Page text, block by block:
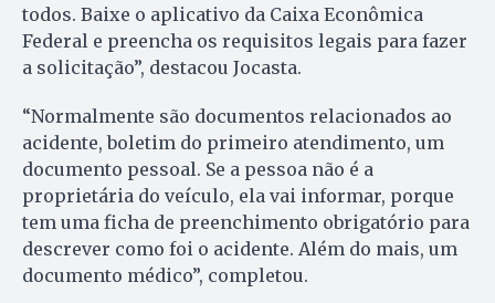
todos. Baixe o aplicativo da Caixa Econômica
Federal e preencha os requisitos legais para fazer
a solicitação”, destacou Jocasta.
“Normalmente são documentos relacionados ao
acidente, boletim do primeiro atendimento, um
documento pessoal. Se a pessoa não é a
proprietária do veículo, ela vai informar, porque
tem uma ficha de preenchimento obrigatório para
descrever como foi o acidente. Além do mais, um
documento médico”, completou.